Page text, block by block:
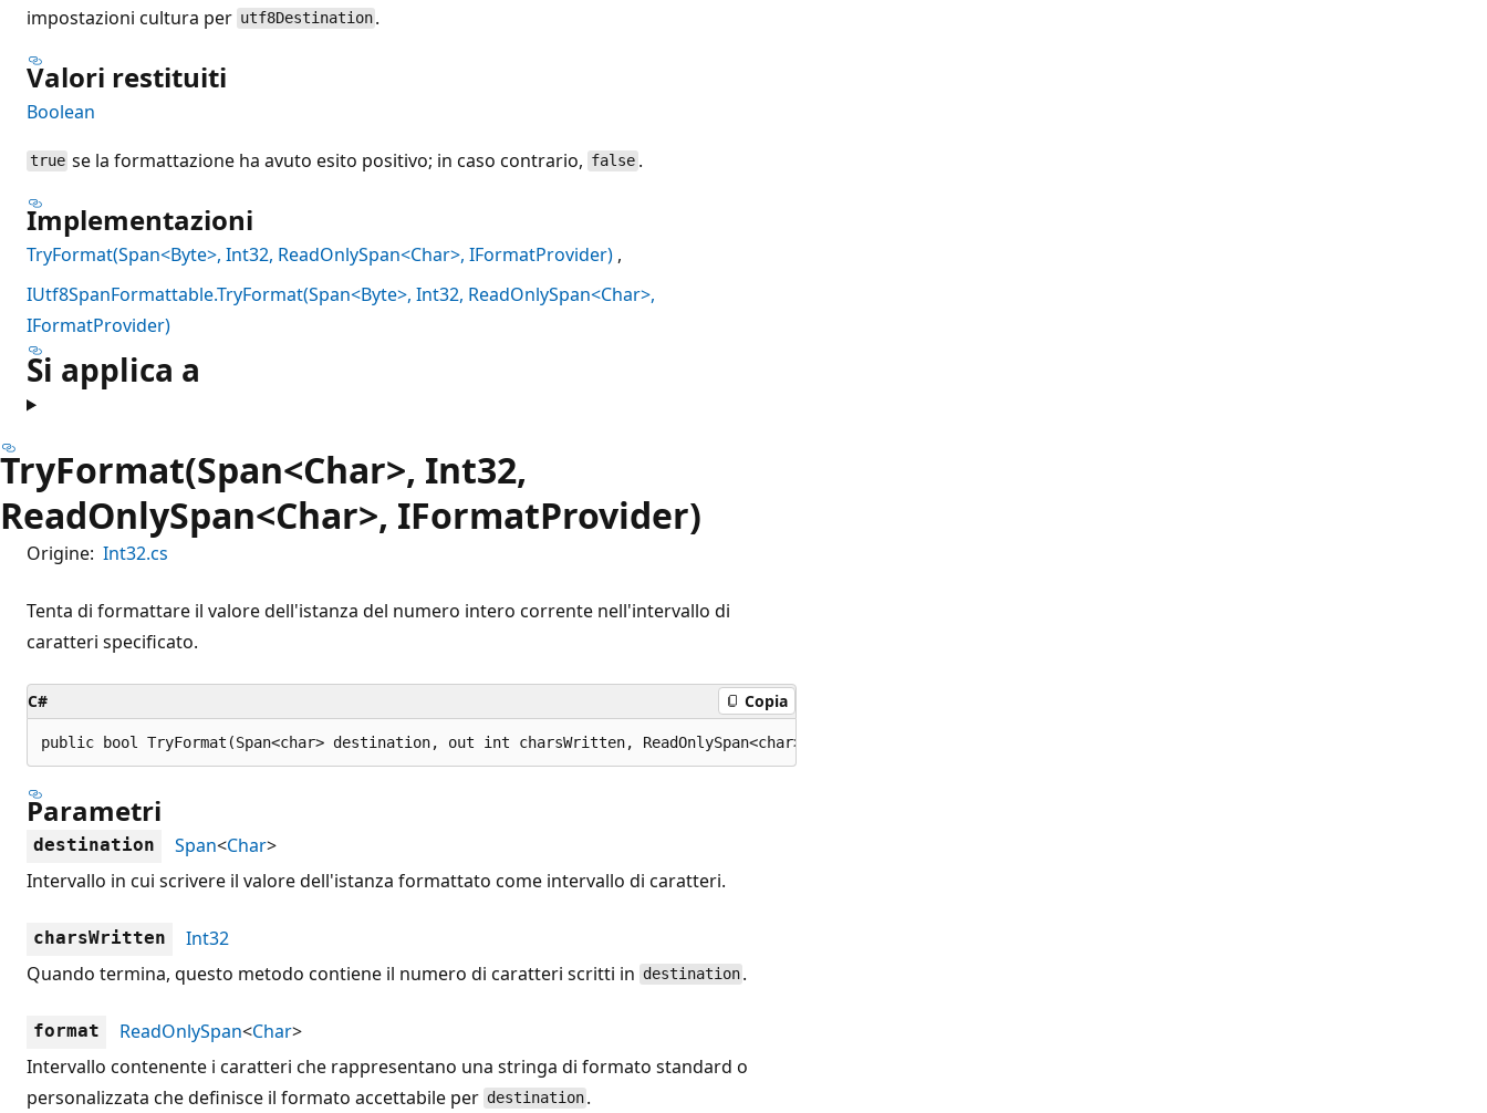
impostazioni cultura per utf8Destination .
Valori restituiti
Boolean
true se la formattazione ha avuto esito positivo; in caso contrario, false.
Implementazioni
TryFormat(Span<Byte>, Int32, ReadOnlySpan<Char>, IFormatProvider)
IUtf8SpanFormattable.TryFormat(Span<Byte>, Int32, ReadOnlySpan<Char>,
IFormatProvider)
Si applica a
TryFormat(Span<Char>, Int32,
ReadOnlySpan<Char>, IFormatProvider)
Origine: Int32.cs
Tenta di formattare il valore dell'istanza del numero intero corrente nell'intervallo di
caratteri specificato.
C# Copia
public bool TryFormat(Span<char> destination, out int charsWritten, ReadOnlySpan<char> format = default, IFormatProvider? provider = default);
Parametri
destination Span<Char>
Intervallo in cui scrivere il valore dell'istanza formattato come intervallo di caratteri.
charsWritten
Int32
Quando termina, questo metodo contiene il numero di caratteri scritti in destination .
format ReadOnlySpan<Char>
Intervallo contenente i caratteri che rappresentano una stringa di formato standard o
personalizzata che definisce il formato accettabile per destination .